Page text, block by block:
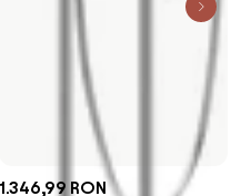
1.346,99 RON